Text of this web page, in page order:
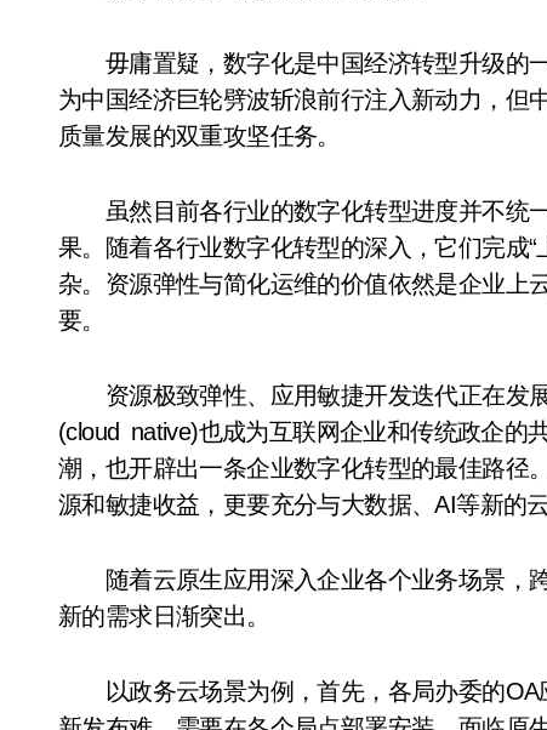
毋庸置疑，数字化是中国经济转型升级的
为中国经济巨轮劈波斩浪前行注入新动力，但
质量发展的双重攻坚任务。
虽然目前各行业的数字化转型进度并不统
果。随着各行业数字化转型的深入，它们完成
杂。资源弹性与简化运维的价值依然是企业上
要。
资源极致弹性、应用敏捷开发迭代正在发展
(cloud native)也成为互联网企业和传统政企的
潮，也开辟出一条企业数字化转型的最佳路径
源和敏捷收益，更要充分与大数据、AI等新的
随着云原生应用深入企业各个业务场景，
新的需求日渐突出。
以政务云场景为例，首先，各局办委的OA